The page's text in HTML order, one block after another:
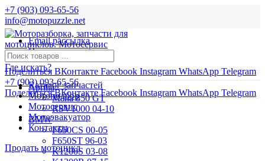
+7 (903) 093-65-56
info@motopuzzle.net
Email рассылка
Новости
Поделиться ВКонтакте Facebook Instagram WhatsApp Telegram
+7 (903) 093-65-56
Поделиться ВКонтакте Facebook Instagram WhatsApp Telegram
Где искать?
Aprilia
Mana 850 GT
RSV1000 04-10
BMW
F650CS 00-05
F650ST 96-03
K1200S 03-08
Каталог запчастей
Мотоподбор
Мотосервис
Мотоэвакуатор
Контакты
Продать мотоцикл